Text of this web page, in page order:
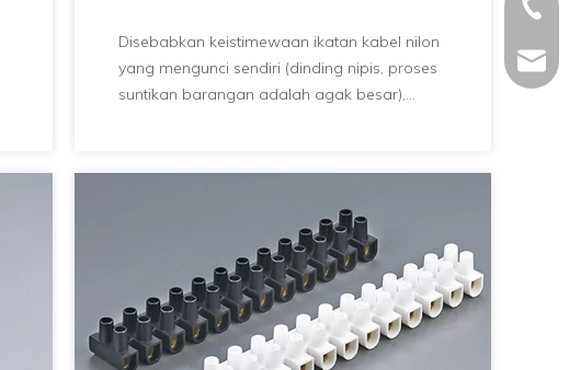
Disebabkan keistimewaan ikatan kabel nilon
yang mengunci sendiri (dinding nipis, proses
suntikan barangan adalah agak besar),
memerlukan proses meraba yang dilanjutkan
layak.Ikatan kabel nilon pengunci sendiri
direka bentuk dengan fungsi tidak
dipulangkan (kecuali untuk jenis gesper
hidup), yang mungkin hanya diketatkan lebih
dan lebih ketat.Terdapat juga pengikat kabel
boleh tanggal (gancing hidup), jadi apakah
+86 -
+86 -